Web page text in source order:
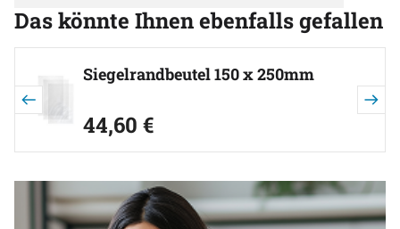
Das könnte Ihnen ebenfalls gefallen
Artikel überspringen
Siegelrandbeutel 150 x 250mm
44,60 €